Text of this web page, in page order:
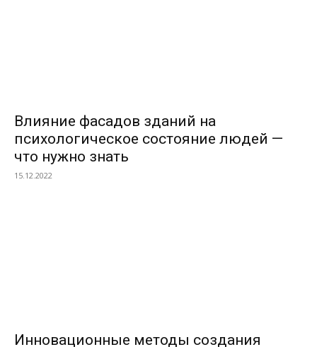
Влияние фасадов зданий на
психологическое состояние людей —
что нужно знать
15.12.2022
Инновационные методы создания